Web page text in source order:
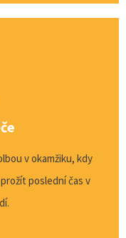
v okamžiku, kdy
poslední čas v